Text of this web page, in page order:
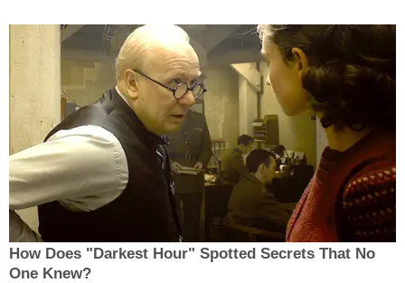
How Does "Darkest Hour" Spotted Secrets That No
One Knew?